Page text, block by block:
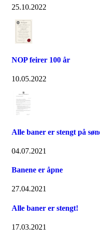
25.10.2022
NOP feirer 100 år
10.05.2022
Alle baner er stengt på
04.07.2021
Banene er åpne
27.04.2021
Alle baner er stengt!
17.03.2021